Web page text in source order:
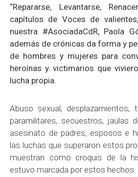
“Repararse, Levantarse,
capítulos de Voces de
nuestra #AsociadaCdR, Paola
además de crónicas da forma y
de hombres y mujeres para
heroínas y victimarios que
lucha propia.
Abuso sexual, desplazamientos,
paramilitares, secuestros, jaulas
asesinato de padres, esposos e
las luchas que superaron estos
muestran como croquis de la
estuvo marcada por estos hechos.